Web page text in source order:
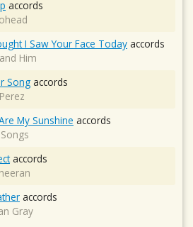
accords
I Saw Your Face Today accords
Him
Song accords
My Sunshine accords
accords
accords
Gray